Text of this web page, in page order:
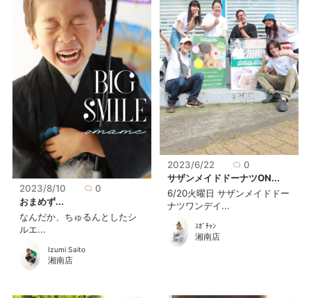
2023/8/10
0
おまめず...
なんだか、ちゅるんとしたシ
ルエ...
Izumi Saito
湘南店
2023/6/22
0
サザンメイドドーナツON...
6/20火曜日 サザンメイドドー
ナツワンデイ...
ｽｶﾞﾁｬﾝ
湘南店